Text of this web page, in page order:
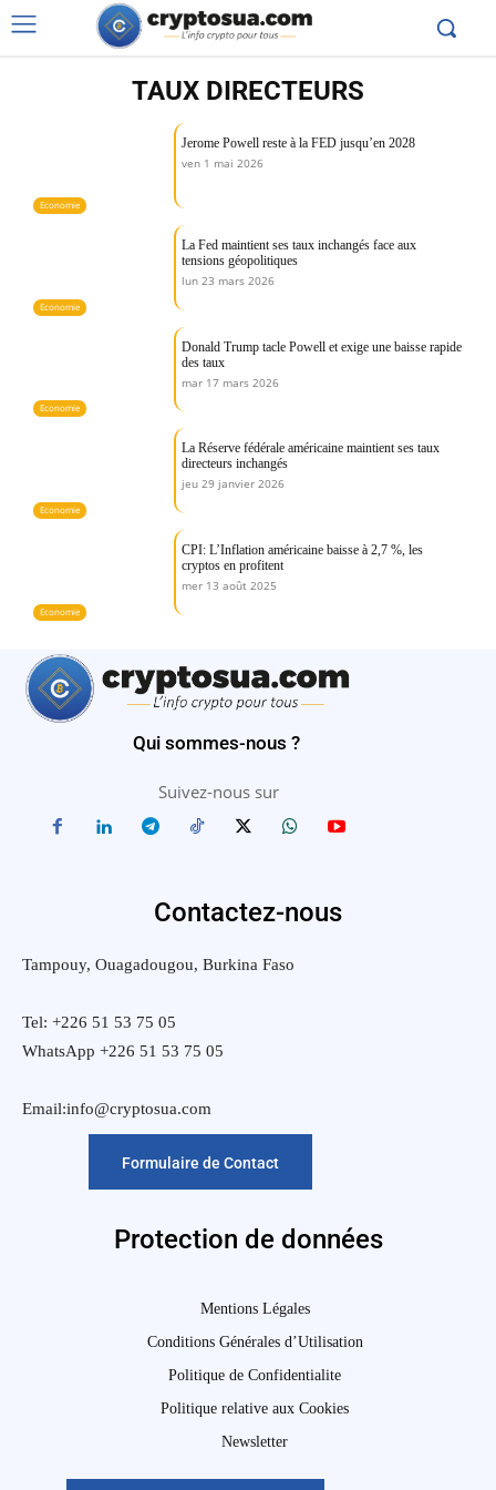
TAUX DIRECTEURS
Economie
Jerome Powell reste à la FED jusqu’en 2028
ven 1 mai 2026
Economie
La Fed maintient ses taux inchangés face aux
tensions géopolitiques
lun 23 mars 2026
Economie
Donald Trump tacle Powell et exige une baisse rapide
des taux
mar 17 mars 2026
Economie
La Réserve fédérale américaine maintient ses taux
directeurs inchangés
jeu 29 janvier 2026
Economie
CPI: L’Inflation américaine baisse à 2,7 %, les
cryptos en profitent
mer 13 août 2025
Qui sommes-nous ?
Suivez-nous sur
Contactez-nous
Tampouy, Ouagadougou, Burkina Faso
Tel: +226 51 53 75 05
WhatsApp +226 51 53 75 05
Email:info@cryptosua.com
Formulaire de Contact
Protection de données
Mentions Légales
Conditions Générales d’Utilisation
Politique de Confidentialite
Politique relative aux Cookies
Newsletter